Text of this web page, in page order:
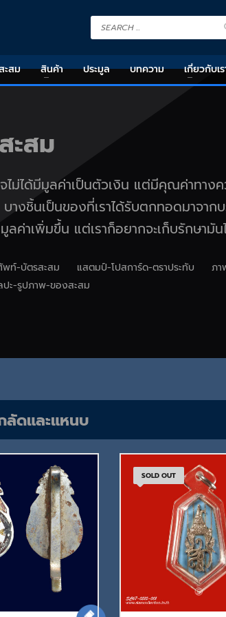
ะสม สินค้า ประมูล บทความ เกี่ยวกับเ
ะสม
ได้มีมูลค่าเป็นตัวเงิน แต่มีคุณค่าทางค
างชิ้นเป็นของที่เราได้รับตกทอดมาจา
ค่าเพิ่มขึ้น แต่เราก็อยากจะเก็บรักษามัน
พท์-บัตรสะสม แสตมป์-โปสการ์ด-ตราประทับ
ภ
ะ-รูปภาพ-ของสะสม
ลัดและแหนบ
SOLD OUT